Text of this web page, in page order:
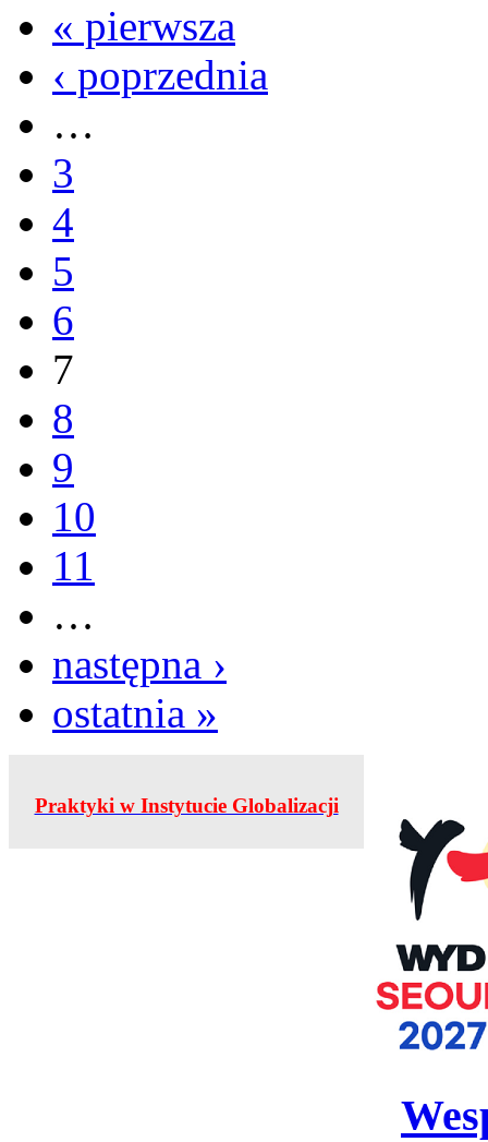
« pierwsza
‹ poprzednia
…
3
4
5
6
7
8
9
10
11
…
następna ›
ostatnia »
Praktyki w Instytucie Globalizacji